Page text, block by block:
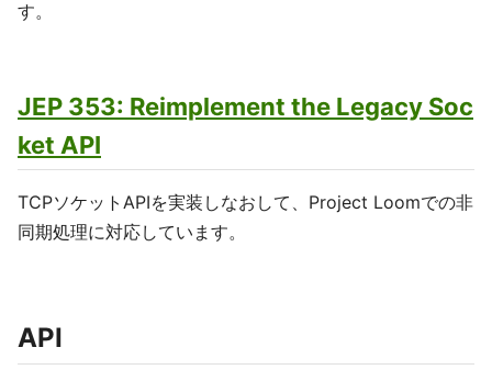
す。
JEP 353: Reimplement the Legacy Soc
ket API
TCPソケットAPIを実装しなおして、Project Loomでの非
同期処理に対応しています。
API